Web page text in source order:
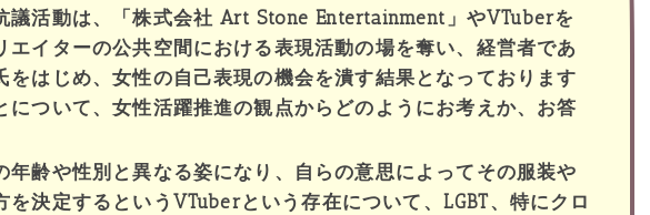
議活動は、「株式会社 Art Stone Entertainment」やVTuberを
エイターの公共空間における表現活動の場を奪い、経営者であ
をはじめ、女性の自己表現の機会を潰す結果となっております
について、女性活躍推進の観点からどのようにお考えか、お答
年齢や性別と異なる姿になり、自らの意思によってその服装や
を決定するというVTuberという存在について、LGBT、特にクロ